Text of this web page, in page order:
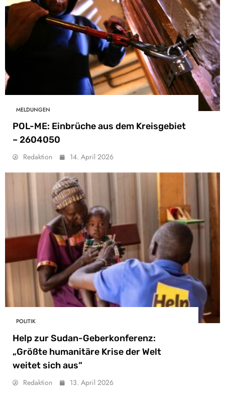
MELDUNGEN
POL-ME: Einbrüche aus dem Kreisgebiet
– 2604050
Redaktion 14. April 2026
POLITIK
Help zur Sudan-Geberkonferenz:
„Größte humanitäre Krise der Welt
weitet sich aus“
Redaktion 13. April 2026